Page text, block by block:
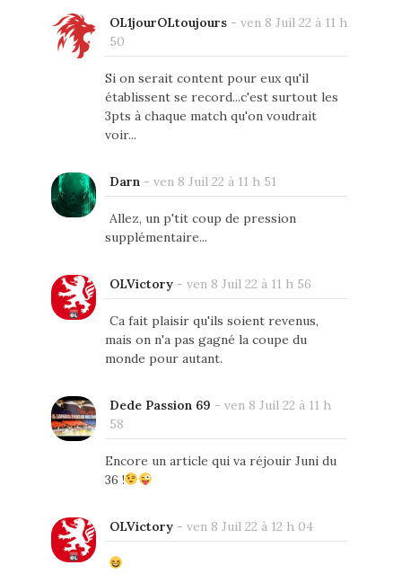
OL1jourOLtoujours- ven 8 Juil 22 à 11 h
50
Si on serait content pour eux qu'il
établissent se record...c'est surtout les
3pts à chaque match qu'on voudrait
voir...
Darn - ven 8 Juil 22 à 11 h 51
Allez, un p'tit coup de pression
supplémentaire...
OLVictory- ven 8 Juil 22 à 11 h 56
Ca fait plaisir qu'ils soient revenus,
mais on n'a pas gagné la coupe du
monde pour autant.
Dede Passion 69 - ven 8 Juil 22 à 11 h
58
Encore un article qui va réjouir Juni du
36 !
OLVictory- ven 8 Juil 22 à 12 h 04